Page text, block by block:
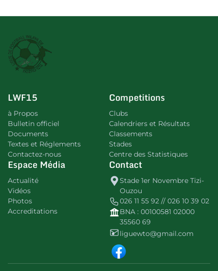
LWF15
à Propos
Bulletin officiel
Documents
Textes et Réglements
Contactez-nous
Competitions
Clubs
Calendriers et Résultats
Classements
Stades
Centre des Statistiques
Espace Média
Actualité
Vidéos
Photos
Accreditations
Contact
Stade 1er Novembre Tizi-
Ouzou
026 11 55 92 // 026 10 39 02
BNA : 00100581 02000
35560 69
liguewto@gmail.com